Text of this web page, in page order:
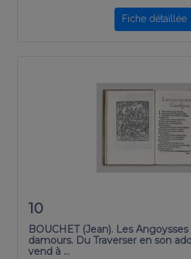
Fiche détaillée
10
BOUCHET (Jean). Les
damours. Du Traverser en son
vend à …